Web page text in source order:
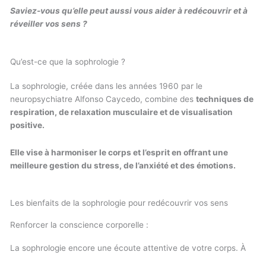
Saviez-vous qu’elle peut aussi vous aider à redécouvrir et à
réveiller vos sens ?
Qu’est-ce que la sophrologie ?
La sophrologie, créée dans les années 1960 par le
neuropsychiatre Alfonso Caycedo, combine destechniques de
respiration, de relaxation musculaire et de visualisation
positive.
Elle vise à harmoniser le corps et l’esprit en offrant une
meilleure gestion du stress, de l’anxiété et des émotions.
Les bienfaits de la sophrologie pour redécouvrir vos sens
Renforcer la conscience corporelle :
La sophrologie encore une écoute attentive de votre corps. À